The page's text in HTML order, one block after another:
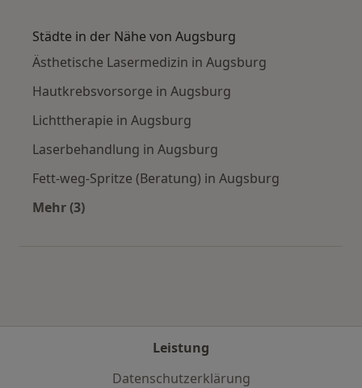
Städte in der Nähe von Augsburg
Ästhetische Lasermedizin in Augsburg
Hautkrebsvorsorge in Augsburg
Lichttherapie in Augsburg
Laserbehandlung in Augsburg
Fett-weg-Spritze (Beratung) in Augsburg
Mehr (3)
Leistung
Datenschutzerklärung